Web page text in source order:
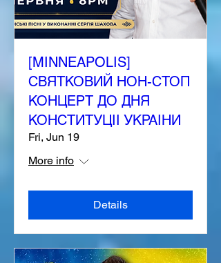
[MINNEAPOLIS]
СВЯТКОВИЙ НОН-СТОП
КОНЦЕРТ ДО ДНЯ
КОНСТИТУЦІІ УКРАІНИ
Fri, Jun 19
More info
Details